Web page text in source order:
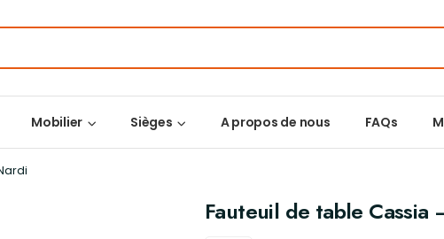
Mobilier Sièges A propos de nous FAQs
Fauteuil de table Cassia